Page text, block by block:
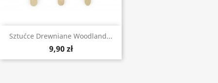
Sztućce Drewniane Woodland...
9,90 zł